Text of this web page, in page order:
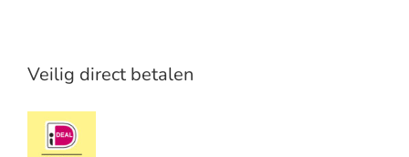
Veilig direct betalen